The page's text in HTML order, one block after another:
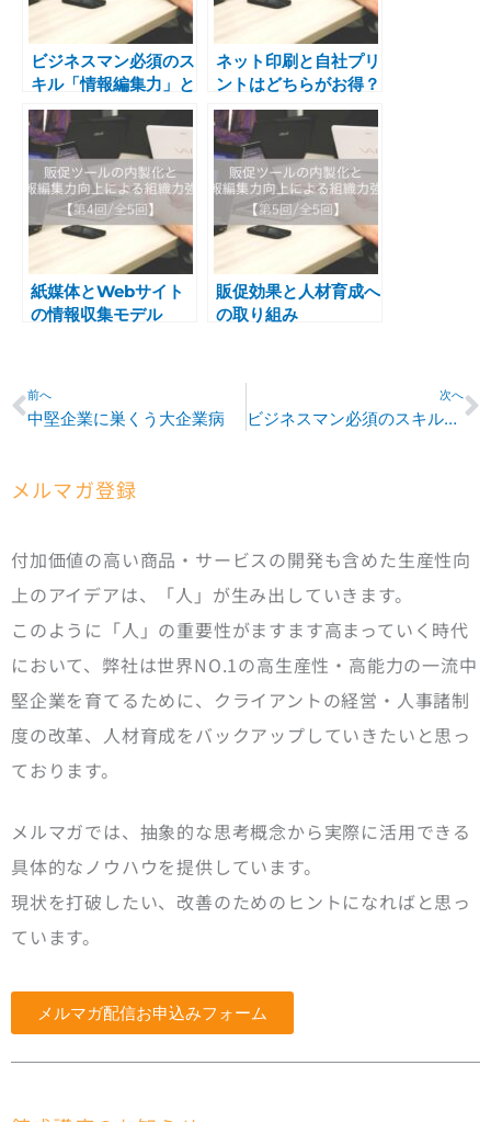
ビジネスマン必須のス
キル「情報編集力」と
は
ネット印刷と自社プリ
ントはどちらがお得？
紙媒体とWebサイト
の情報収集モデル
販促効果と人材育成へ
の取り組み
Prev
前へ
中堅企業に巣くう大企業病
次へ
ビジネスマン必須のスキル「情報編集力」とは
メルマガ登録
付加価値の高い商品・サービスの開発も含めた生産性向
上のアイデアは、「人」が生み出していきます。
このように「人」の重要性がますます高まっていく時代
において、弊社は世界NO.1の高生産性・高能力の一流中
堅企業を育てるために、クライアントの経営・人事諸制
度の改革、人材育成をバックアップしていきたいと思っ
ております。
メルマガでは、抽象的な思考概念から実際に活用できる
具体的なノウハウを提供しています。
現状を打破したい、改善のためのヒントになればと思っ
ています。
メルマガ配信お申込みフォーム